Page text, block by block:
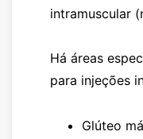
intramuscular
Há áreas
para injeções
Glúteo